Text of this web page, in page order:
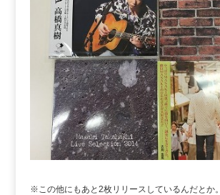
※この他にもあと2枚リリースしているんだとか。